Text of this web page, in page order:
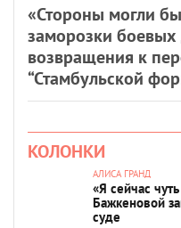
«Стороны могли
заморозки боевых
возвращения к
“Стамбульской
КОЛОНКИ
АЛИСА ГРАНД
«Я сейчас
Бажкеновой
суде